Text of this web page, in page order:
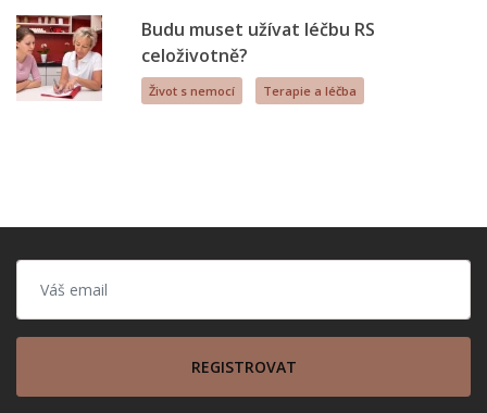
Budu muset užívat léčbu RS
celoživotně?
Život s nemocí Terapie a léčba
REGISTROVAT